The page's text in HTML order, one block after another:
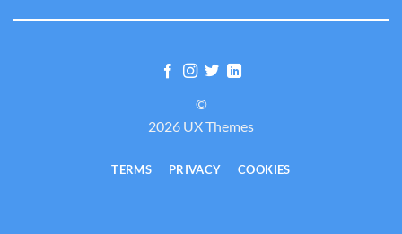
©
2026 UX Themes
TERMS PRIVACY COOKIES